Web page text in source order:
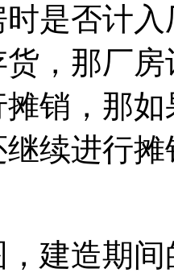
时是否计
，那厂
销，那
续进行摊
建造期